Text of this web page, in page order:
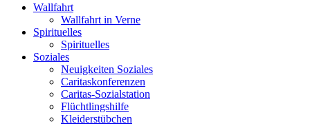
Wallfahrt
Wallfahrt in Verne
Spirituelles
Spirituelles
Soziales
Neuigkeiten Soziales
Caritaskonferenzen
Caritas-Sozialstation
Flüchtlingshilfe
Kleiderstübchen